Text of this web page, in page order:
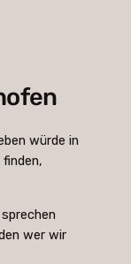
würde in
wer wir